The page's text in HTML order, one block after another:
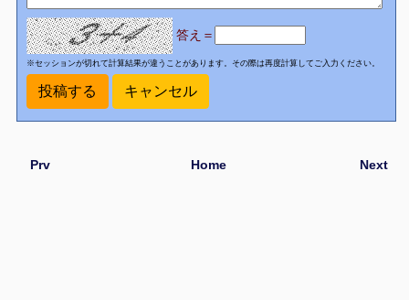
答え＝
※セッションが切れて計算結果が違うことがあります。その際は再度計算してご入力ください。
Prv Next
Home